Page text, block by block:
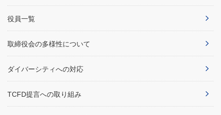
役員一覧
取締役会の多様性について
ダイバーシティへの対応
TCFD提言への取り組み